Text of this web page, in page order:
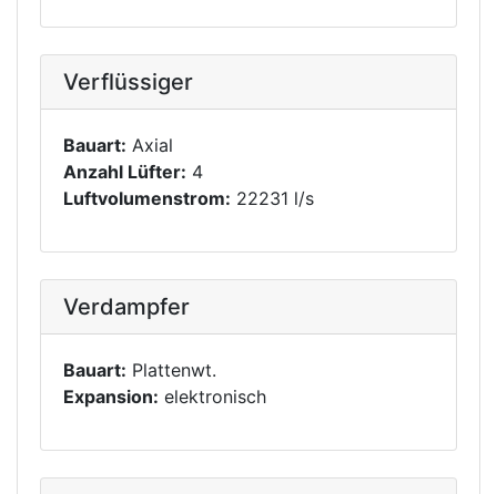
Verflüssiger
Bauart: Axial
Anzahl Lüfter: 4
Luftvolumenstrom: 22231 l/s
Verdampfer
Bauart: Plattenwt.
Expansion: elektronisch